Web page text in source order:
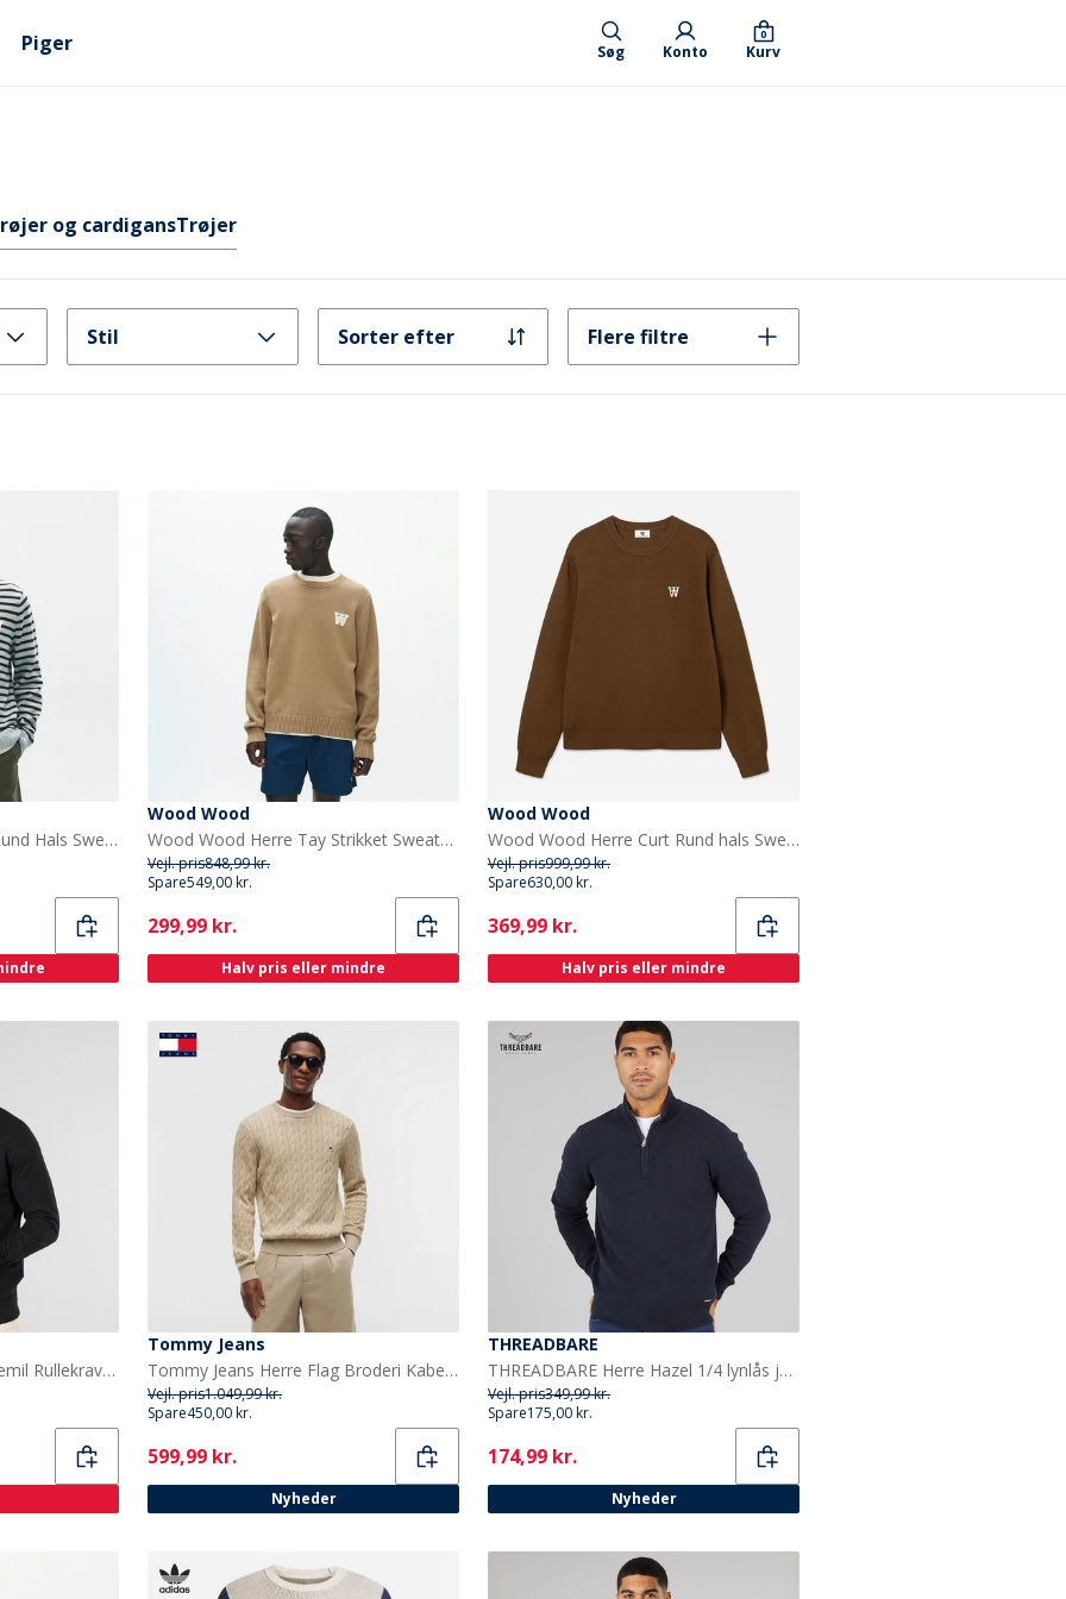
Piger Søg Konto Kurv
0
og cardigansTrøjer
Stil Sorter efter Flere filtre
Wood Wood Herre Tay Rund Hals Sweater Slate Stripe
Wood Wood
Wood Wood Herre Tay Strikket Sweater Ermine
Vejl. pris848,99 kr.
Spare549,00 kr.
Current
299,99 kr.
Halv pris eller mindre
Wood Wood
Wood Wood Herre Curt Rund hals Sweater Desert Palm
Vejl. pris999,99 kr.
Spare630,00 kr.
Current
369,99 kr.
Halv pris eller mindre
JACK & JONES Herre Jwhemil Rullekrave Sort
Tommy Jeans
Tommy Jeans Herre Flag Broderi Kabelstrik Sweater Sandalwood
Vejl. pris1.049,99 kr.
Spare450,00 kr.
Current
599,99 kr.
Nyheder
THREADBARE
THREADBARE Herre Hazel 1/4 lynlås jumper navy
Vejl. pris349,99 kr.
Spare175,00 kr.
Current
174,99 kr.
Nyheder